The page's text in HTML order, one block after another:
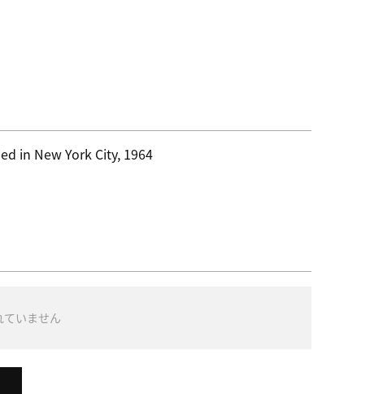
in New York City, 1964
いません